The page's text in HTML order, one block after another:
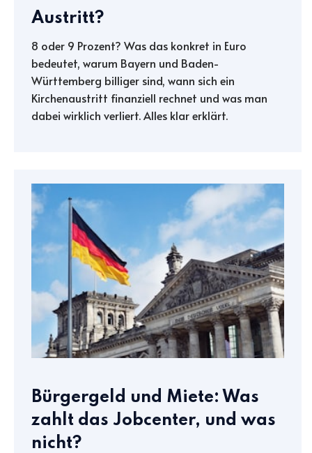
Austritt?
8 oder 9 Prozent? Was das konkret in Euro
bedeutet, warum Bayern und Baden-
Württemberg billiger sind, wann sich ein
Kirchenaustritt finanziell rechnet und was man
dabei wirklich verliert. Alles klar erklärt.
Bürgergeld und Miete: Was
zahlt das Jobcenter, und was
nicht?